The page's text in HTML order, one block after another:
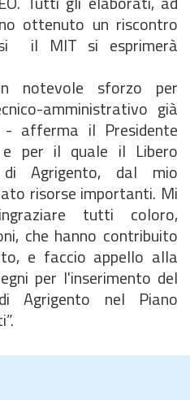
ottenuto un riscontro
il MIT si esprimerà
notevole sforzo per
amministrativo già
- afferma il Presidente
e per il quale il Libero
di Agrigento, dal mio
risorse importanti. Mi
tutti coloro,
che hanno contribuito
e faccio appello alla
per l'inserimento del
Agrigento nel Piano